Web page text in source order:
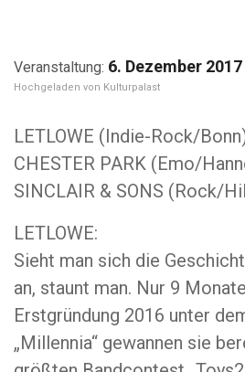
6. Dezember 2017
Kulturpalast
LETLOWE (Indie-Rock/
CHESTER PARK (Emo/
SINCLAIR & SONS (Rock/
LETLOWE:
Sieht man sich die
an, staunt man. Nur 9
Erstgründung 2016 unter
„Millennia“ gewannen sie